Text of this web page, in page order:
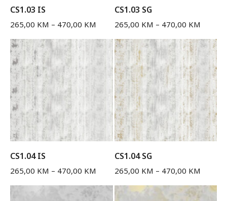
CS1.03 IS
265,00 KM – 470,00 KM
CS1.03 SG
265,00 KM – 470,00 KM
CS1.04 IS
265,00 KM – 470,00 KM
CS1.04 SG
265,00 KM – 470,00 KM